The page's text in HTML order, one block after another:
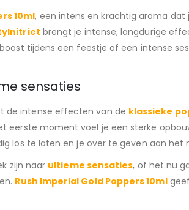
10ml, een intens en krachtig aroma
brengt je intense, langdurige
tijdens een feestje of een intense
sensaties
de intense effecten van de klassieke
eerste moment voel je een sterke
los te laten en je over te geven aan het
zijn naar ultieme sensaties, of het nu
Rush Imperial Gold Poppers 10ml